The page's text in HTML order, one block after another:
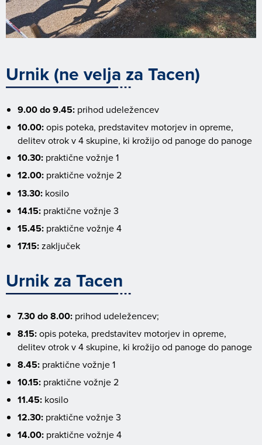
Urnik (ne velja za Tacen)
9.00 do 9.45: prihod udeležencev
10.00:opis poteka, predstavitev motorjev in opreme,
delitev otrok v 4 skupine, ki krožijo od panoge do panoge
10.30: praktične vožnje 1
12.00: praktične vožnje 2
13.30: kosilo
14.15: praktične vožnje 3
15.45: praktične vožnje 4
17.15:zaključek
Urnik za Tacen
7.30 do 8.00: prihod udeležencev;
8.15:opis poteka, predstavitev motorjev in opreme,
delitev otrok v 4 skupine, ki krožijo od panoge do panoge
8.45: praktične vožnje 1
10.15: praktične vožnje 2
11.45: kosilo
12.30: praktične vožnje 3
14.00: praktične vožnje 4